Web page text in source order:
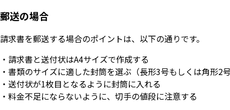
郵送の場合
請求書を郵送する場合のポイントは、以下の通りです。
・請求書と送付状はA4サイズで作成する
・書類のサイズに適した封筒を選ぶ（⻑形3号もしくは⾓形2
・送付状が1枚目となるように封筒に入れる
・料金不足にならないように、切手の値段に注意する